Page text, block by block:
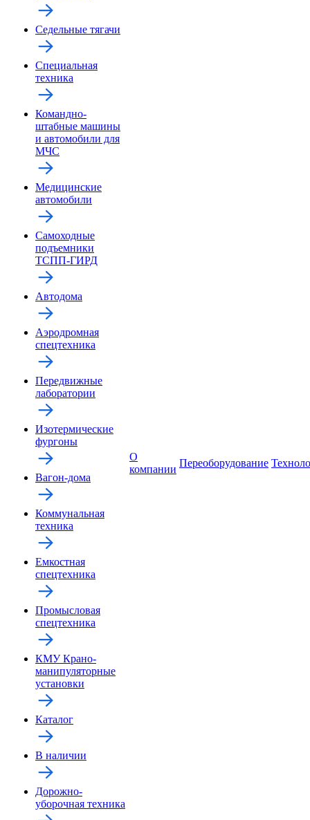
Седельные тягачи
Специальная
техника
Командно-
штабные машины
и автомобили для
МЧС
Медицинские
автомобили
Самоходные
подъемники
ТСПП-ГИРД
Автодома
Аэродромная
спецтехника
Передвижные
лаборатории
Изотермические
фургоны
Вагон-дома
Коммунальная
техника
Емкостная
спецтехника
Промысловая
спецтехника
КМУ Крано-
манипуляторные
установки
Каталог
В наличии
Дорожно-
уборочная техника
О
компании
Переоборудование